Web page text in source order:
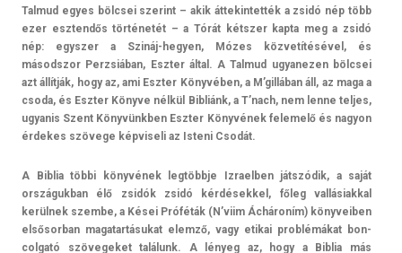
Tal­mud egyes bölcsei szerint – akik áttekin­tették a zsidó nép több
ezer eszten­dős történetét – a Tórát kétszer kapta meg a zsidó
nép: egysz­er a Szináj-hegyen, Mózes közvetítésével, és
másodszor Per­zsiában, Eszt­er által. A Tal­mud ugyanez­en bölcsei
azt állítják, hogy az, ami Eszt­er Könyvében, a M’gillában áll, az maga a
csoda, és Eszt­er Könyve nélkül Bibliánk, a T’nach, nem lenne tel­jes,
ugyanis Szent Könyvünkben Eszt­er Könyvének felemelő és nagyon
érdekes szövege kép­viseli az Is­teni Csodát.
A Bi­blia többi könyvének legtöbbje Iz­raelb­en játszódik, a saját
országuk­ban élő zsidók zsidó kér­dések­kel, főleg val­lásiakk­al
kerülnek szem­be, a Kései Próféták (N’viim Áchároním) könyveib­en
el­sősor­ban magatar­tásukat elemző, vagy etikai problémákat bon­
colgató szövegeket találunk. A lényeg az, hogy a Bi­blia más